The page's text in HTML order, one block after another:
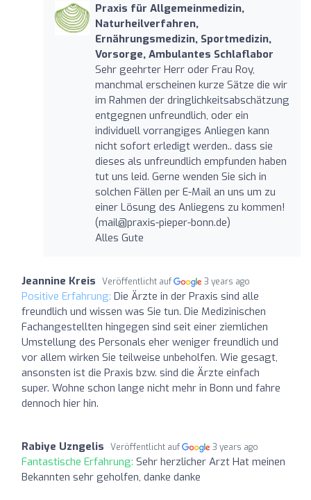
Praxis für Allgemeinmedizin,
Naturheilverfahren,
Ernährungsmedizin, Sportmedizin,
Vorsorge, Ambulantes Schlaflabor
Sehr geehrter Herr oder Frau Roy,
manchmal erscheinen kurze Sätze die wir
im Rahmen der dringlichkeitsabschätzung
entgegnen unfreundlich, oder ein
individuell vorrangiges Anliegen kann
nicht sofort erledigt werden.. dass sie
dieses als unfreundlich empfunden haben
tut uns leid. Gerne wenden Sie sich in
solchen Fällen per E-Mail an uns um zu
einer Lösung des Anliegens zu kommen!
(mail@praxis-pieper-bonn.de)
Alles Gute
Jeannine Kreis Veröffentlicht auf 3 years ago
Positive Erfahrung: Die Ärzte in der Praxis sind alle
freundlich und wissen was Sie tun. Die Medizinischen
Fachangestellten hingegen sind seit einer ziemlichen
Umstellung des Personals eher weniger freundlich und
vor allem wirken Sie teilweise unbeholfen. Wie gesagt,
ansonsten ist die Praxis bzw. sind die Ärzte einfach
super. Wohne schon lange nicht mehr in Bonn und fahre
dennoch hier hin.
Rabiye Uzngelis Veröffentlicht auf 3 years ago
Fantastische Erfahrung: Sehr herzlicher Arzt Hat meinen
Bekannten sehr geholfen, danke danke